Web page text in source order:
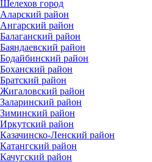
Шелехов город
Аларский район
Ангарский район
Балаганский район
Баяндаевский район
Бодайбинский район
Боханский район
Братский район
Жигаловский район
Заларинский район
Зиминский район
Иркутский район
Казачинско-Ленский район
Катангский район
Качугский район